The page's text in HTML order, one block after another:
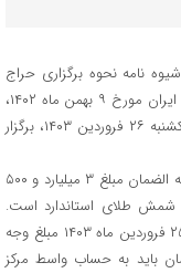
نامه نحوه برگزاری حراج
حضوری شمش طلااستاندارد در مرکز مبادله ارز و طلای ایران مورخ ۹ بهمن ماه ۱۴۰۲،
هفدهمین جلسه حراج شمش طلای استاندارد فردا یکشنبه ۲۶ فروردین ۱۴۰۳، برگزار
زمان جلسه حراج از ساعت ۱۲:۰۰ الی ۱۶:۰۰ است و وجه الضمان مبلغ ۳ میلیارد و ۵۰۰
ازای هر قطعه شمش طلای استاندارد است.
متقاضی خرید می‌تواند تا ساعت ۲۴ روز شنبه مورخ ۲۵ فروردین ماه ۱۴۰۳ مبلغ وجه
باید به حساب واسط مرکز